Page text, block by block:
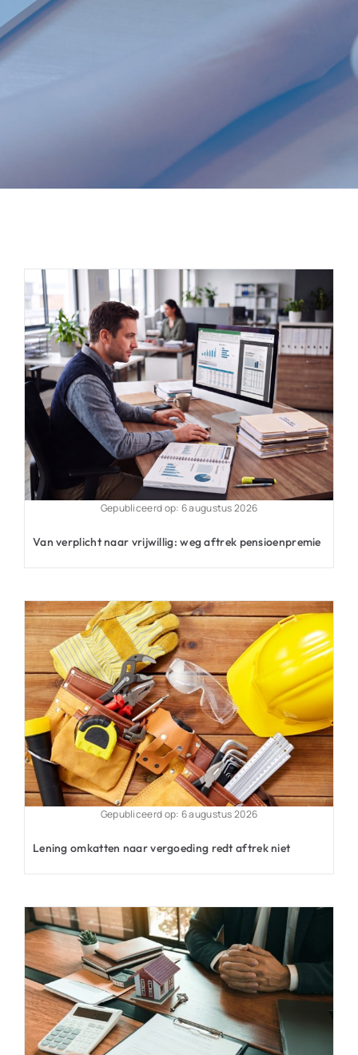
Gepubliceerd op: 6 augustus 2026
Van verplicht naar vrijwillig: weg aftrek pensioenpremie
Gepubliceerd op: 6 augustus 2026
Lening omkatten naar vergoeding redt aftrek niet